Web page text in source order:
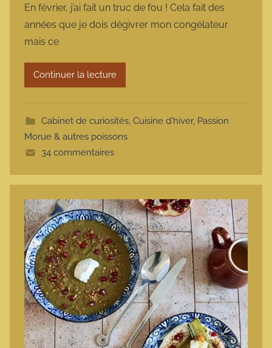
r
m
r
m
t
e
En février, j’ai fait un truc de fou ! Cela fait des
années que je dois dégivrer mon congélateur
mais ce
Continuer la lecture
Cabinet de curiosités, Cuisine d'hiver, Passion
Morue & autres poissons
34 commentaires